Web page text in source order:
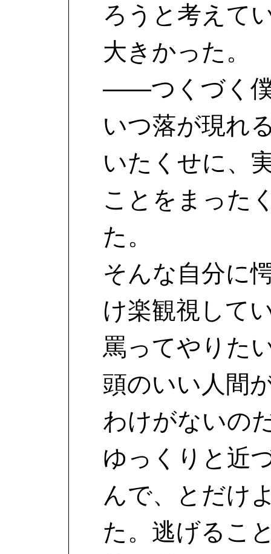
ろうと考えて
大きかった。
――つくづく
いつ落が現れ
いたくせに、
ことをまった
た。
そんな自分に
け楽観視して
罵ってやりた
頭のいい人間
わけがないの
ゆっくりと近
んで、とだけ
た。逃げるこ